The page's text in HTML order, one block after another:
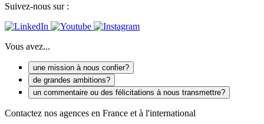
Suivez-nous sur :
Vous avez...
une mission à nous confier?
de grandes ambitions?
un commentaire ou des félicitations à nous transmettre?
Contactez nos agences en France et à l'international